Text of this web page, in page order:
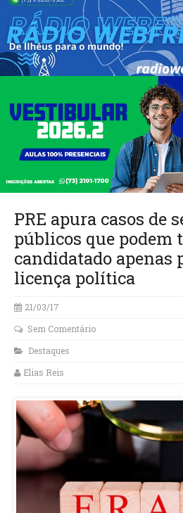
PRE apura casos de
públicos que podem
candidatado apenas
licença política
21/03/17
Sem Comentário
Destaques
Elias Reis